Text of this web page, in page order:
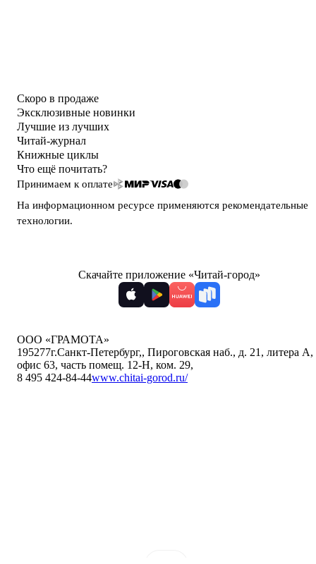
Скоро в продаже
Эксклюзивные новинки
Лучшие из лучших
Читай-журнал
Книжные циклы
Что ещё почитать?
Принимаем к оплате
На информационном ресурсе применяются рекомендательные
технологии.
Скачайте приложение «Читай-город»
ООО «ГРАМОТА»
195277г.Санкт-Петербург,, Пироговская наб., д. 21, литера А,
офис 63, часть помещ. 12-Н, ком. 29,
8 495 424-84-44www.chitai-gorod.ru/